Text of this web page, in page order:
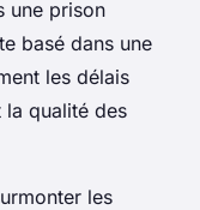
une prison
basé dans une
les délais
la qualité des
les